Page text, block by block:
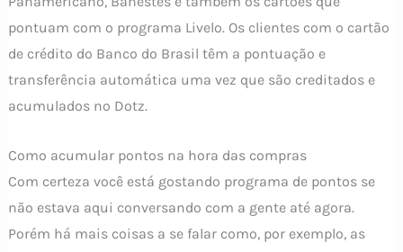
pontuam com o programa Livelo. Os clientes com o cartão
de crédito do Banco do Brasil têm a pontuação e
transferência automática uma vez que são creditados e
acumulados no Dotz.
Como acumular pontos na hora das compras
Com certeza você está gostando programa de pontos se
não estava aqui conversando com a gente até agora.
Porém há mais coisas a se falar como, por exemplo, as